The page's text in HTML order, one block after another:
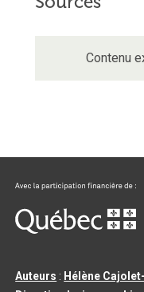
Contenu
Auteurs : Hélène